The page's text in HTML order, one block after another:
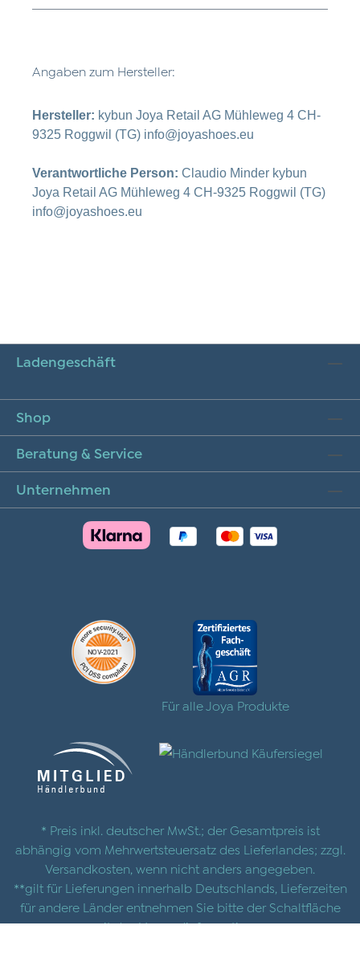
Angaben zum Hersteller:
Hersteller: kybun Joya Retail AG Mühleweg 4 CH-
9325 Roggwil (TG) info@joyashoes.eu
Verantwortliche Person: Claudio Minder kybun
Joya Retail AG Mühleweg 4 CH-9325 Roggwil (TG)
info@joyashoes.eu
Ladengeschäft
Shop
Beratung & Service
Unternehmen
Für alle Joya Produkte
* Preis inkl. deutscher MwSt.; der Gesamtpreis ist
abhängig vom Mehrwertsteuersatz des Lieferlandes; zzgl.
Versandkosten , wenn nicht anders angegeben.
**gilt für Lieferungen innerhalb Deutschlands, Lieferzeiten
für andere Länder entnehmen Sie bitte der Schaltfläche
mit denVersandinformationen